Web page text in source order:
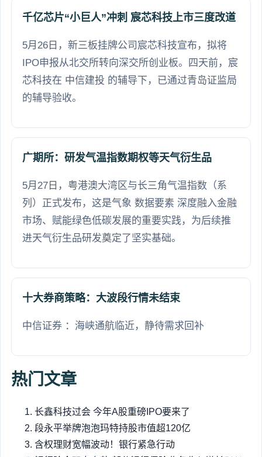
千亿芯片“小巨人”冲刺 宸芯科技上市三度改道
5月26日，新三板挂牌公司宸芯科技宣布，拟将
IPO申报从北交所转向深交所创业板。四天前，宸
芯科技在 中信建投 的辅导下，已通过青岛证监局
的辅导验收。
广期所：研发气温指数期权等天气衍生品
5月27日，粤港澳大湾区与长三角气温指数（系
列）正式发布，这是气象 数据要素 深度融入金融
市场、赋能绿色低碳发展的重要实践，为后续推
进天气衍生品研发奠定了坚实基础。
十大券商策略：大波段行情未结束
中信证券 ：海峡通航临近，静待需求回补
热门文章
长鑫科技过会 今年A股重磅IPO要来了
段永平举牌泡泡玛特持股市值超120亿
含权理财宽幅波动！银行紧急行动